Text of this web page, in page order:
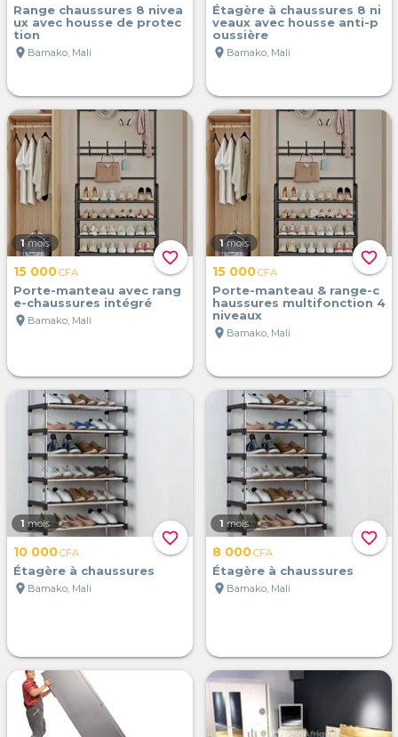
Range chaussures 8 nivea
ux avec housse de protec
tion
location_on Bamako, Mali
Étagère à chaussures 8 ni
veaux avec housse anti-p
oussière
location_on Bamako, Mali
favorite_border
1 mois
15 000CFA
Porte-manteau avec rang
e-chaussures intégré
location_on Bamako, Mali
favorite_border
1 mois
15 000CFA
Porte-manteau & range-c
haussures multifonction 4
niveaux
location_on Bamako, Mali
favorite_border
1 mois
10 000CFA
Étagère à chaussures
location_on Bamako, Mali
favorite_border
1 mois
8 000CFA
Étagère à chaussures
location_on Bamako, Mali